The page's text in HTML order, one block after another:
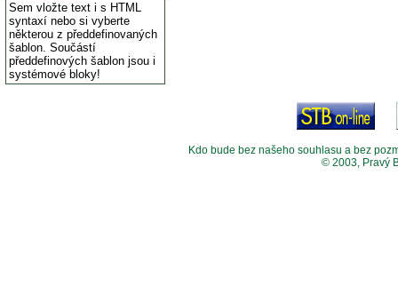
Sem vložte text i s HTML
syntaxí nebo si vyberte
některou z předdefinovaných
šablon. Součástí
předdefinových šablon jsou i
systémové bloky!
Kdo bude bez našeho souhlasu a bez
© 2003, Pravý